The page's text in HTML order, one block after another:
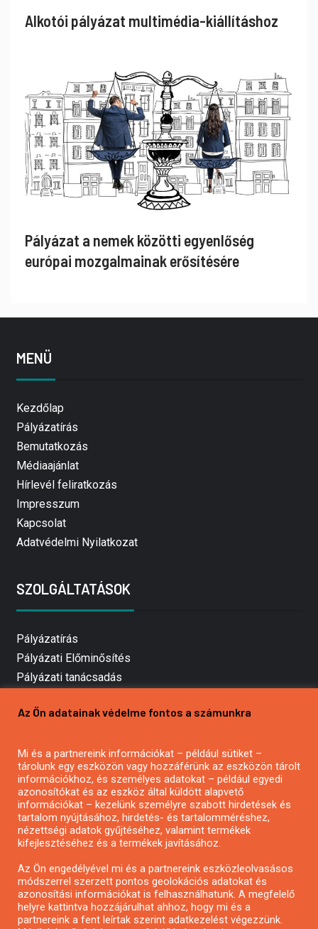
Alkotói pályázat multimédia-kiállításhoz
Pályázat a nemek közötti egyenlőség
európai mozgalmainak erősítésére
MENÜ
Kezdőlap
Pályázatírás
Bemutatkozás
Médiaajánlat
Hírlevél feliratkozás
Impresszum
Kapcsolat
Adatvédelmi Nyilatkozat
SZOLGÁLTATÁSOK
Pályázatírás
Pályázati Előminősítés
Pályázati tanácsadás
Mezőgazdasági pályázatírás
Pályázatírás civil szervezeteknek
Pályázatírás önkormányzatoknak
Pályázatfigyelés
Specifikus pályázatfigyelés vagy hírlevél
Pályázatok magánszemélyeknek
Az Ön adatainak védelme fontos a számunkra
Mi és a partnereink információkat – például sütiket –
tárolunk egy eszközön vagy hozzáférünk az eszközön tárolt
információkhoz, és személyes adatokat – például egyedi
azonosítókat és az eszköz által küldött alapvető
információkat – kezelünk személyre szabott hirdetések és
tartalom nyújtásához, hirdetés- és tartalomméréshez,
nézettségi adatok gyűjtéséhez, valamint termékek
kifejlesztéséhez és a termékek javításához.
Az Ön engedélyével mi és a partnereink eszközleolvasásos
módszerrel szerzett pontos geolokációs adatokat és
azonosítási információkat is felhasználhatunk. A megfelelő
helyre kattintva hozzájárulhat ahhoz, hogy mi és a
partnereink a fent leírtak szerint adatkezelést végezzünk.